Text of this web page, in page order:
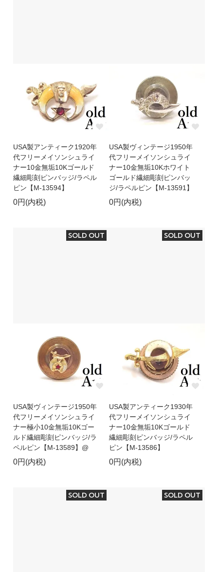
USA製アンティーク1920年
代フリーメイソンシュライ
ナー10金無垢10Kゴールド
繊細彫刻ピンバッジ/ラペル
ピン【M-13594】
0円(内税)
USA製ヴィンテージ1950年
代フリーメイソンシュライ
ナー10金無垢10Kホワイト
ゴールド繊細彫刻ピンバッ
ジ/ラペルピン【M-13591】
0円(内税)
SOLD OUT
USA製ヴィンテージ1950年
代フリーメイソンシュライ
ナー極小10金無垢10Kゴー
ルド繊細彫刻ピンバッジ/ラ
ペルピン【M-13589】@
0円(内税)
SOLD OUT
USA製アンティーク1930年
代フリーメイソンシュライ
ナー10金無垢10Kゴールド
繊細彫刻ピンバッジ/ラペル
ピン【M-13586】
0円(内税)
SOLD OUT SOLD OUT